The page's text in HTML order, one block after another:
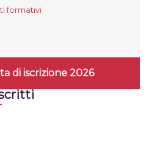
formativi
di iscrizione 2026